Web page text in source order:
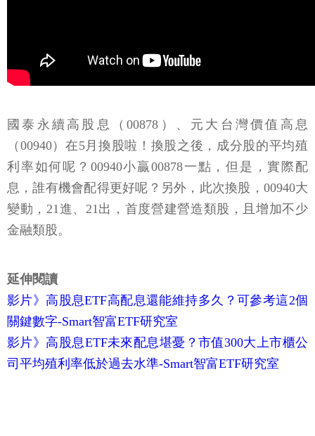
國泰永續高股息（00878）、元大台灣價值高息
（00940）在5月換股啦！換股之後，成分股的平均殖
利率如何呢？00940小贏00878一點，但是，實際配
息，誰有機會配得更好呢？另外，此次換股，00940大
變動，21進、21出，首度營建營造類股，且增加不少
金融類股。
延伸閱讀
影片》高股息ETF高配息還能維持多久？可參考這2個
關鍵數字-Smart智富ETF研究室
影片》高股息ETF未來配息堪憂？市值300大上市櫃公
司平均殖利率低於過去水準-Smart智富ETF研究室